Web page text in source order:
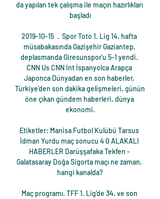
da yapılan tek çalışma ile maçın hazırlıkları
başladı
2019-10-15 · Spor Toto 1. Lig 14. hafta
müsabakasında Gazişehir Gaziantep,
deplasmanda Giresunspor'u 5-1 yendi.
CNN Us CNN Int İspanyolca Arapça
Japonca Dünyadan en son haberler,
Türkiye'den son dakika gelişmeleri, günün
öne çıkan gündem haberleri, dünya
ekonomi.
Etiketler: Manisa Futbol Kulübü Tarsus
İdman Yurdu maç sonucu 4 0 ALAKALI
HABERLER Darüşşafaka Tekfen -
Galatasaray Doğa Sigorta maçı ne zaman,
hangi kanalda?
Maç programı. TFF 1. Lig'de 34. ve son